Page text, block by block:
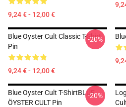
9,24 € - 12,00 €
Blue Oyster Cult Classic T-Shirt
Pin
9,24 € - 12,00 €
-20%
Blue Oyster Cult T-ShirtBLUE
ÖYSTER CULT Pin
-20%